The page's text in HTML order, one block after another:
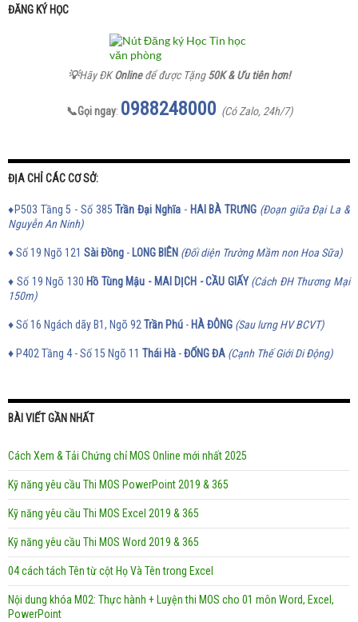
ĐĂNG KÝ HỌC
💡Hãy ĐKOnlineđể được Tặng50K & Ưu tiên hơn!
📞Gọi ngay: 0988248000 (Có Zalo, 24h/7)
ĐỊA CHỈ CÁC CƠ SỞ:
♦P503 Tầng 5 - Số 385Trần Đại Nghĩa - HAI BÀ TRƯNG (Đoạn giữa Đại La &
Nguyễn An Ninh)
♦ Số 19 Ngõ 121 Sài Đồng - LONG BIÊN (Đối diện Trường Mầm non Hoa Sữa)
♦ Số 19 Ngõ 130 Hồ Tùng Mậu - MAI DỊCH - CẦU GIẤY (Cách ĐH Thương Mại
150m)
♦ Số 16 Ngách dãy B1, Ngõ 92 Trần Phú - HÀ ĐÔNG (Sau lưng HV BCVT)
♦ P402 Tầng 4 - Số 15 Ngõ 11 Thái Hà -ĐỐNG ĐA (Cạnh Thế Giới Di Động)
BÀI VIẾT GẦN NHẤT
Cách Xem & Tải Chứng chỉ MOS Online mới nhất 2025
Kỹ năng yêu cầu Thi MOS PowerPoint 2019 & 365
Kỹ năng yêu cầu Thi MOS Excel 2019 & 365
Kỹ năng yêu cầu Thi MOS Word 2019 & 365
04 cách tách Tên từ cột Họ Và Tên trong Excel
Nội dung khóa M02: Thực hành + Luyện thi MOS cho 01 môn Word, Excel,
PowerPoint